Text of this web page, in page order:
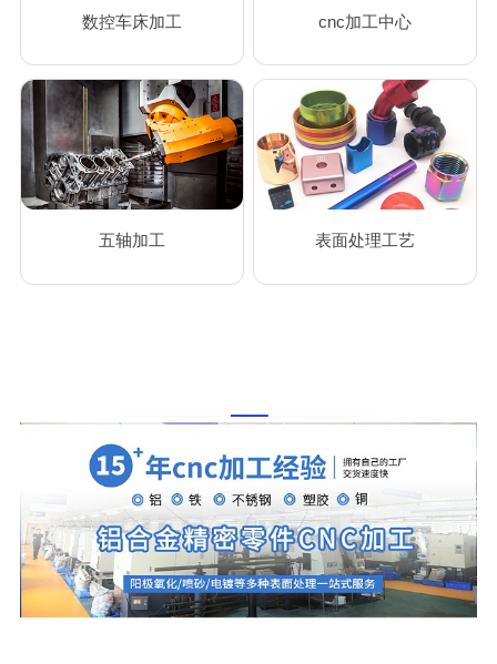
数控车床加工 cnc加工中心
五轴加工 表面处理工艺